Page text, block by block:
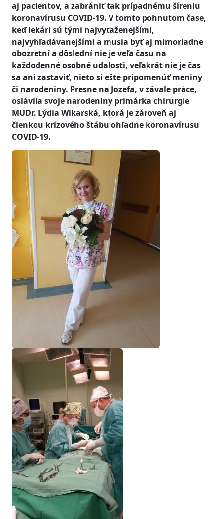
aj pacientov, a zabrániť tak prípadnému šíreniu
koronavírusu COVID-19. V tomto pohnutom čase,
keď lekári sú tými najvyťaženejšími,
najvyhľadávanejšími a musia byť aj mimoriadne
obozretní a dôslední nie je veľa času na
každodenné osobné udalosti, veľakrát nie je čas
sa ani zastaviť, nieto si ešte pripomenúť meniny
či narodeniny. Presne na Jozefa, v závale práce,
oslávila svoje narodeniny primárka chirurgie
MUDr. Lýdia Wikarská, ktorá je zároveň aj
členkou krízového štábu ohľadne koronavírusu
COVID-19.